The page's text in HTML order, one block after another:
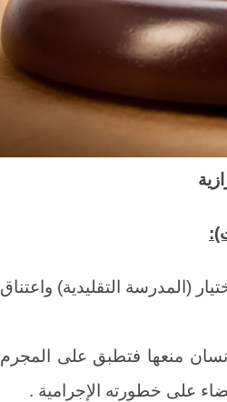
(المدرسة التقليدية) واعتناق
منعها فتطبق على المجرم
على خطورته الإجرامية .